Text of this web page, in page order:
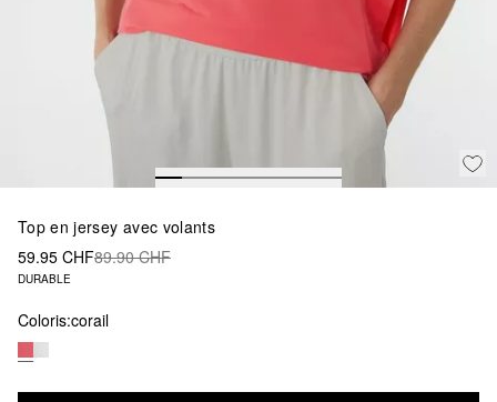
Top en jersey avec volants
59.95 CHF89.90 CHF
DURABLE
Coloris:corail